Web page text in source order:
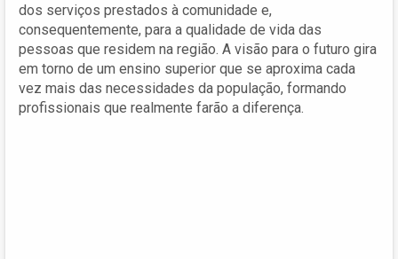
dos serviços prestados à comunidade e,
consequentemente, para a qualidade de vida das
pessoas que residem na região. A visão para o futuro gira
em torno de um ensino superior que se aproxima cada
vez mais das necessidades da população, formando
profissionais que realmente farão a diferença.